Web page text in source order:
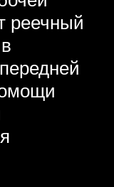
реечный